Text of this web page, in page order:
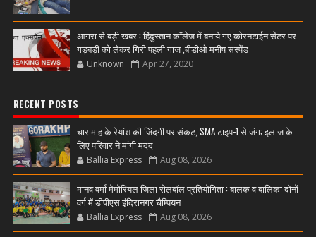
आगरा से बड़ी खबर : हिंदुस्तान कॉलेज में बनाये गए कोरनटाईन सेंटर पर
गड़बड़ी को लेकर गिरी पहली गाज ,बीडीओ मनीष सस्पेंड
Unknown Apr 27, 2020
RECENT POSTS
चार माह के रेयांश की जिंदगी पर संकट, SMA टाइप-1 से जंग; इलाज के
लिए परिवार ने मांगी मदद
Ballia Express Aug 08, 2026
मानव वर्मा मेमोरियल जिला रोलबॉल प्रतियोगिता : बालक व बालिका दोनों
वर्ग में डीपीएस इंदिरानगर चैम्पियन
Ballia Express Aug 08, 2026